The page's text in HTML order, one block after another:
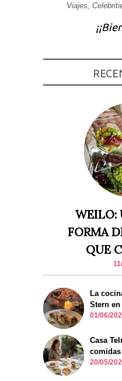
Viajes,
WEILO:
FORMA
QUE
La
Stern
01/06/
Casa
20/05/